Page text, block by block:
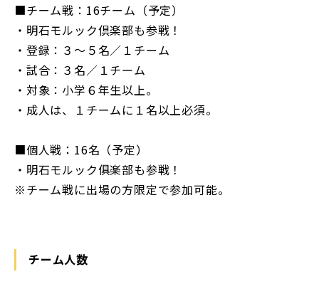
■チーム戦：16チーム（予定）
・明石モルック倶楽部も参戦！
・登録：３～５名／１チーム
・試合：３名／１チーム
・対象：小学６年生以上。
・成人は、１チームに１名以上必須。
■個人戦：16名（予定）
・明石モルック俱楽部も参戦！
※チーム戦に出場の方限定で参加可能。
チーム人数